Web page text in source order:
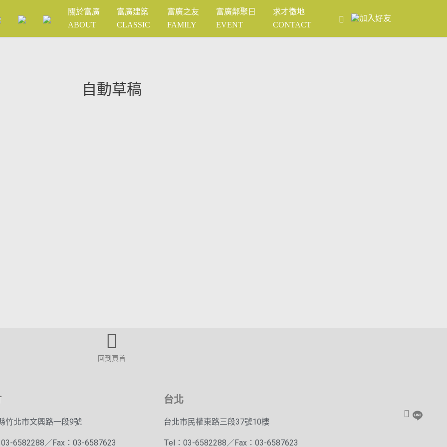
關於富廣
ABOUT
富廣建築
CLASSIC
富廣之友
FAMILY
富廣鄰聚日
EVENT
求才徵地
CONTACT
自動草稿
回到頁首
竹北市文興路一段9號
6582288／Fax：03-6587623
台北
台北市民權東路三段37號10樓
Tel：03-6582288／Fax：03-6587623